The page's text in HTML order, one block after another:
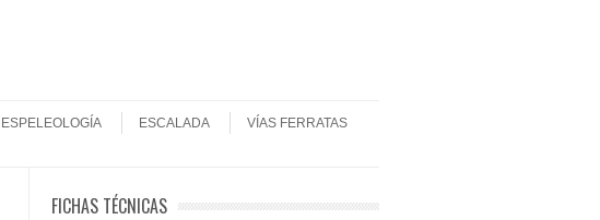
ESPELEOLOGÍA ESCALADA
VÍAS FERRATAS
FICHAS TÉCNICAS